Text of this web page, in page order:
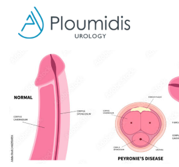
Skip